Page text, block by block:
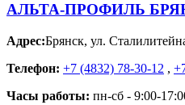
АЛЬТА-ПРОФИЛЬ
Адрес:Брянск, ул.
Телефон: +7 (4832) 78-30-12 ,
Часы работы: пн-сб - 9:00-